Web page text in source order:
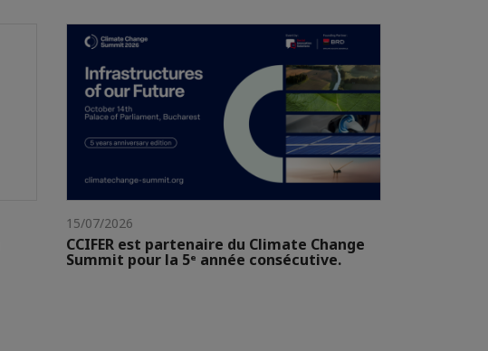
15/07/2026
CCIFER est partenaire du Climate Change
Summit pour la 5ᵉ année consécutive.